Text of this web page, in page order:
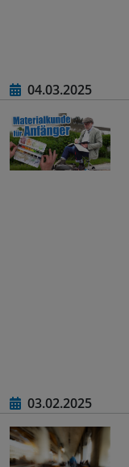
04.03.2025
03.02.2025